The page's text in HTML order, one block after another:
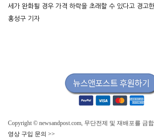
세가 완화될 경우 가격 하락을 초래할 수 있다고 경고한
홍성구 기자
Copyright © newsandpost.com, 무단전제 및 재배포를 금
영상 구입 문의 >>